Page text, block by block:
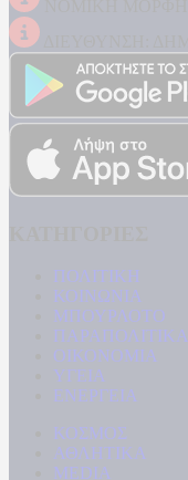
ΠΟΛΙΤΙΚΗ
ΚΟΙΝΩΝΙΑ
ΜΠΟΥΡΛΟΤΟ
ΠΑΡΑΠΟΛΙΤΙΚΑ
ΟΙΚΟΝΟΜΙΑ
ΥΓΕΙΑ
ΕΝΕΡΓΕΙΑ
ΚΟΣΜΟΣ
ΑΘΛΗΤΙΚΑ
MEDIA